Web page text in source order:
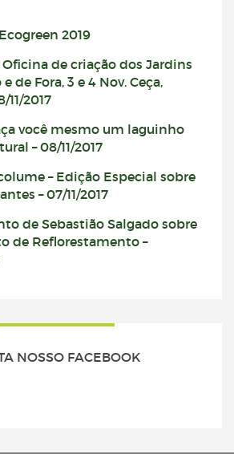
2019
de criação dos Jardins
de Fora, 3 e 4 Nov. Ceça,
11/2017
você mesmo um laguinho
– 08/11/2017
– Edição Especial sobre
– 07/11/2017
de Sebastião Salgado sobre
de Reflorestamento –
NOSSO FACEBOOK